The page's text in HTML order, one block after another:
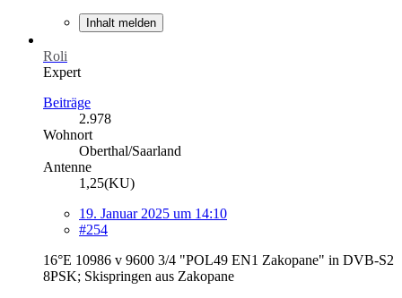
Inhalt melden
Roli
Expert
Beiträge
2.978
Wohnort
Oberthal/Saarland
Antenne
1,25(KU)
19. Januar 2025 um 14:10
#254
16°E 10986 v 9600 3/4 "POL49 EN1 Zakopane" in DVB-S2
8PSK; Skispringen aus Zakopane